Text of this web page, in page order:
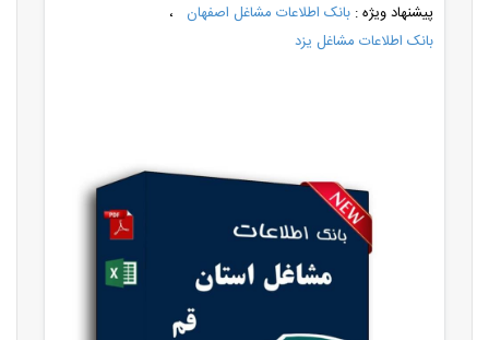
پیشنهاد ویژه :بانک اطلاعات مشاغل اصفهان ،
بانک اطلاعات مشاغل یزد